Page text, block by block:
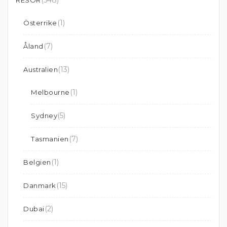
Österrike (1)
Åland (7)
Australien(13)
Melbourne (1)
Sydney(5)
Tasmanien (7)
Belgien (1)
Danmark (15)
Dubai(2)